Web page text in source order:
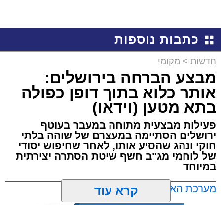
כתבות נוספות
חדשות > מקומי
מבצע הברחה בירושלים:
אותר כלוא בתוך דופן כפולה
בתא מטען (וידאו)
פעילות מבצעית מתוחה במעבר בעוטף
ירושלים הסתיימה במעצרם של שוהה בלתי
חוקי ונהג שהסיע אותו, לאחר שחיפוש יסודי
של לוחמי מג"ב חשף שיטת הסתרה יצירתית
במיוחד
מערכת האתר / 17:21 09.08.26
קרא עוד